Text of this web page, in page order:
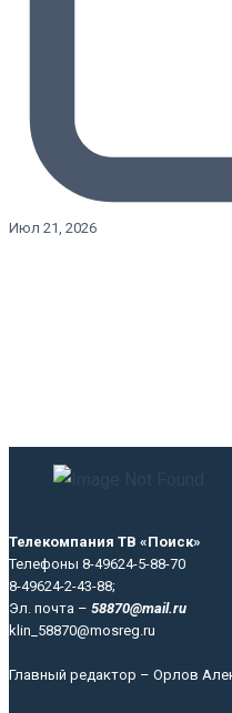
Июл 21, 2026
Телекомпания ТВ «Поиск»
Телефоны 8-49624-5-88-70
8-49624-2-43-88;
Эл. почта – 58870@mail.ru
klin_58870@mosreg.ru
Главный редактор – Орлов